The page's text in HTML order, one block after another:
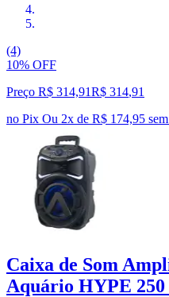
(4)
10% OFF
Preço R$ 314,91R$ 314,91
no Pix Ou 2x de R$ 174,95
Caixa de Som
Aquário HYPE